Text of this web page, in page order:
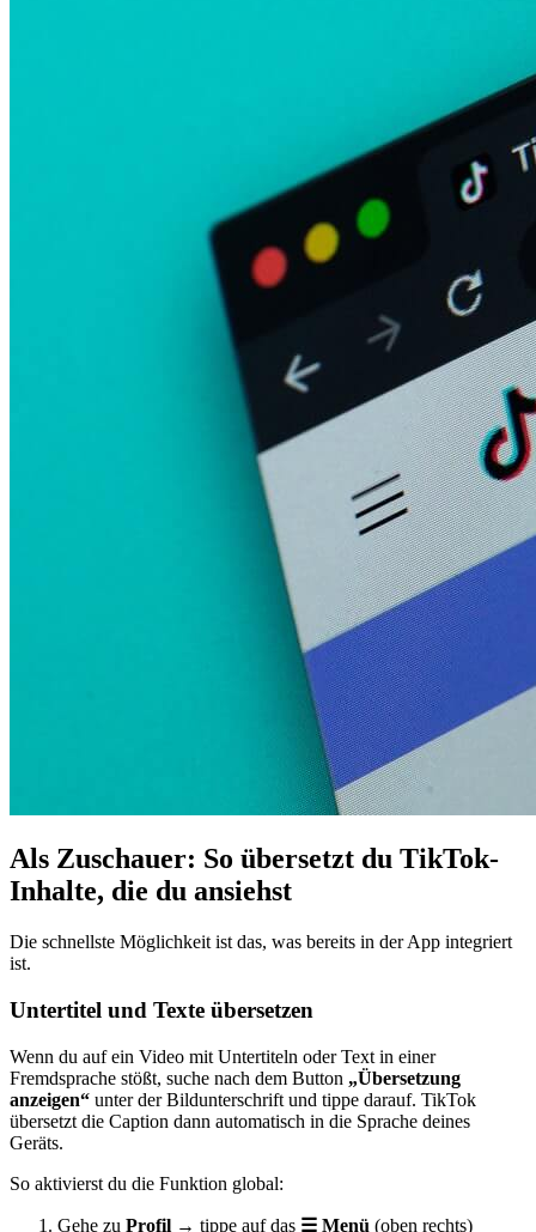
Als Zuschauer: So übersetzt du TikTok-
Inhalte, die du ansiehst
Die schnellste Möglichkeit ist das, was bereits in der App integriert
ist.
Untertitel und Texte übersetzen
Wenn du auf ein Video mit Untertiteln oder Text in einer
Fremdsprache stößt, suche nach dem Button „Übersetzung
anzeigen“ unter der Bildunterschrift und tippe darauf. TikTok
übersetzt die Caption dann automatisch in die Sprache deines
Geräts.
So aktivierst du die Funktion global:
Gehe zu Profil → tippe auf das ☰ Menü (oben rechts)